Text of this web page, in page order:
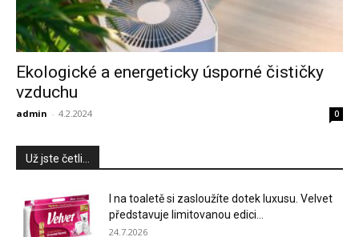
Ekologické a energeticky úsporné čističky
vzduchu
admin - 4.2.2024 0
Už jste četli...
I na toaletě si zasloužíte dotek luxusu. Velvet
představuje limitovanou edici...
24.7.2026